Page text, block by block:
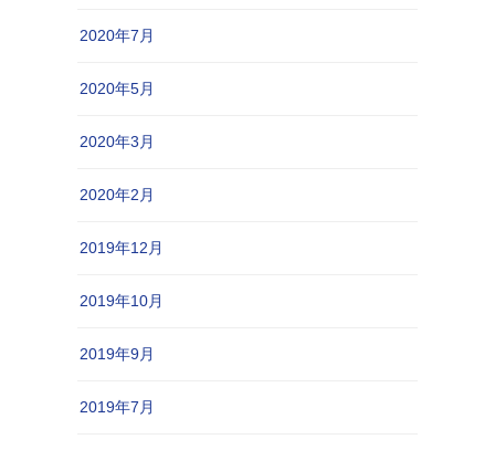
2020年7月
2020年5月
2020年3月
2020年2月
2019年12月
2019年10月
2019年9月
2019年7月